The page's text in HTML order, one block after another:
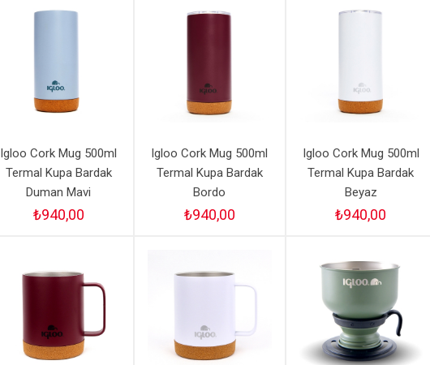
Igloo Cork Mug 500ml
Termal Kupa Bardak
Duman Mavi
₺940,00
Igloo Cork Mug 500ml
Termal Kupa Bardak
Bordo
₺940,00
Igloo Cork Mug 500ml
Termal Kupa Bardak
Beyaz
₺940,00